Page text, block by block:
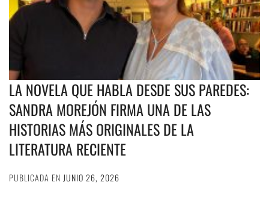
LA NOVELA QUE HABLA DESDE SUS PAREDES:
SANDRA MOREJÓN FIRMA UNA DE LAS
HISTORIAS MÁS ORIGINALES DE LA
LITERATURA RECIENTE
PUBLICADA EN JUNIO 26, 2026